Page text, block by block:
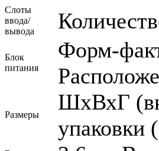
Слоты
ввода/
вывода
Блок
питания
Форм-
Размеры
ШхВхГ